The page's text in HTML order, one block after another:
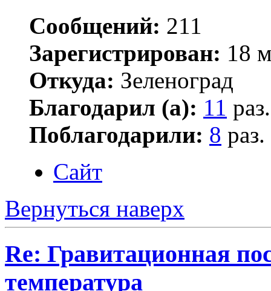
Сообщений: 211
Зарегистрирован: 18
Откуда: Зеленоград
Благодарил (а): 11 раз.
Поблагодарили: 8 раз.
Сайт
Вернуться наверх
Re: Гравитационная
температура